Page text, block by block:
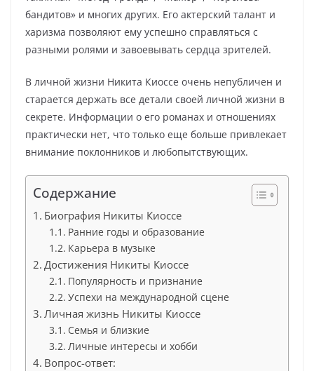
бандитов» и многих других. Его актерский талант и
харизма позволяют ему успешно справляться с
разными ролями и завоевывать сердца зрителей.
В личной жизни Никита Киоссе очень непубличен и
старается держать все детали своей личной жизни в
секрете. Информации о его романах и отношениях
практически нет, что только еще больше привлекает
внимание поклонников и любопытствующих.
Содержание
Биография Никиты Киоссе
Ранние годы и образование
Карьера в музыке
Достижения Никиты Киоссе
Популярность и признание
Успехи на международной сцене
Личная жизнь Никиты Киоссе
Семья и близкие
Личные интересы и хобби
Вопрос-ответ: